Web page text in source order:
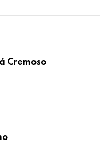
Cremoso